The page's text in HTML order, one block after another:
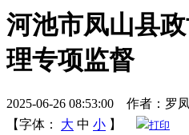
河池市凤山县
理专项监督
2025-06-26 08:53:00 作者：
【字体：
大 中 小 】 打印